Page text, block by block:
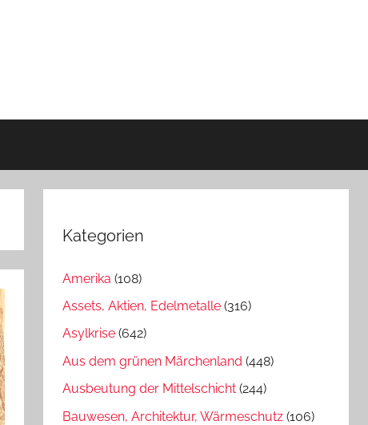
Kategorien
Amerika (108)
Assets, Aktien, Edelmetalle (316)
Asylkrise (642)
Aus dem grünen Märchenland (448)
Ausbeutung der Mittelschicht (244)
Bauwesen, Architektur, Wärmeschutz (106)